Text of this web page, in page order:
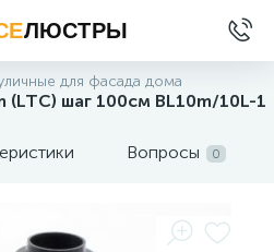
ЛЮСТРЫ
для фасада дома
(LTC) шаг 100см BL10m/10L-1
Вопросы 0